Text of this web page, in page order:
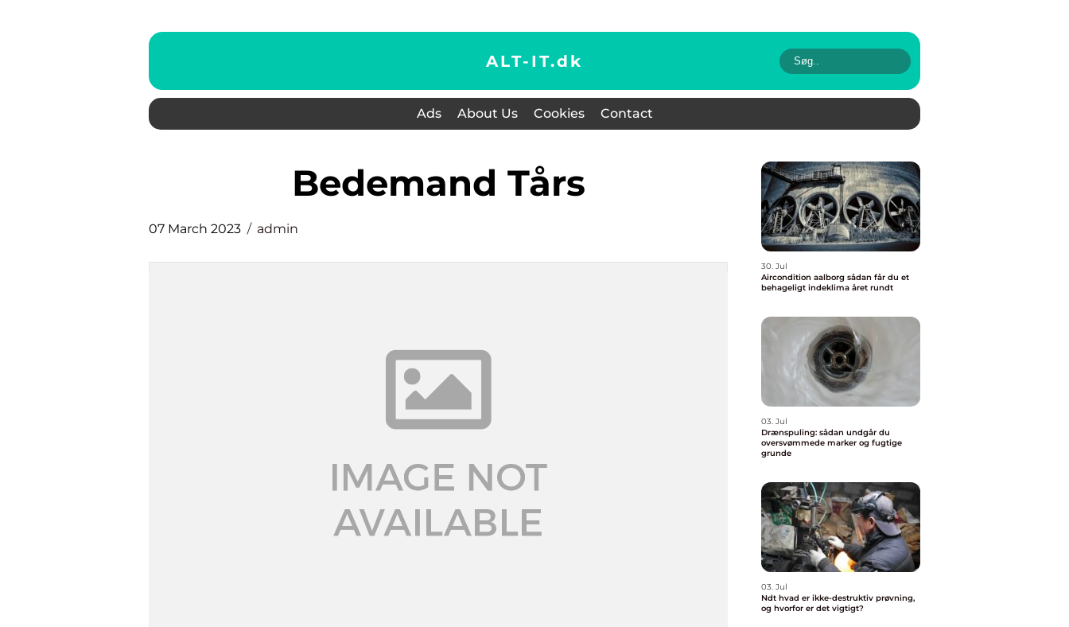
ALT-IT.dk
Ads About Us Cookies Contact
bedemand Tårs
07 March 2023 admin
30. Jul
Aircondition aalborg sådan får du et
behageligt indeklima året rundt
03. Jul
Drænspuling: sådan undgår du
oversvømmede marker og fugtige
grunde
03. Jul
Ndt hvad er ikke-destruktiv prøvning,
og hvorfor er det vigtigt?